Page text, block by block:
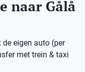
naar Gålå
de eigen auto (per
met trein & taxi